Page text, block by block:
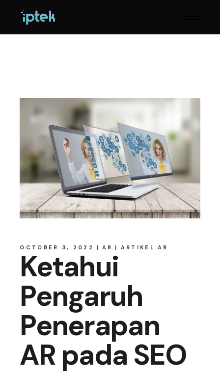
OCTOBER 3, 2022 AR ARTIKEL AR
Ketahui
Pengaruh
Penerapan
AR pada SEO